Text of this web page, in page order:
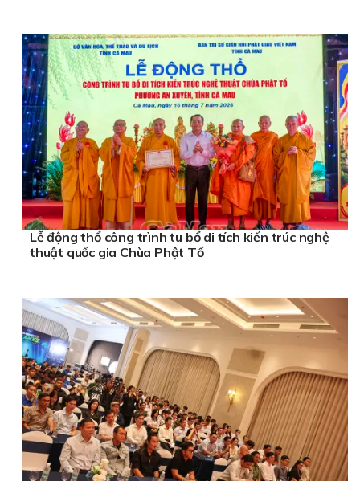
Lễ động thổ công trình tu bổ di tích kiến trúc nghệ
thuật quốc gia Chùa Phật Tổ